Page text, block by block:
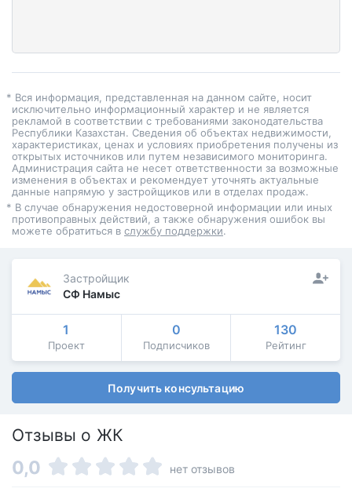
* Вся информация, представленная на данном сайте, носит
исключительно информационный характер и не является
рекламой в соответствии с требованиями законодательства
Республики Казахстан. Сведения об объектах недвижимости,
характеристиках, ценах и условиях приобретения получены из
открытых источников или путем независимого мониторинга.
Администрация сайта не несет ответственности за возможные
изменения в объектах и рекомендует уточнять актуальные
данные напрямую у застройщиков или в отделах продаж.
* В случае обнаружения недостоверной информации или иных
противоправных действий, а также обнаружения ошибок вы
можете обратиться в службу поддержки.
Застройщик
СФ Намыс
1
Проект
0
Подписчиков
130
Рейтинг
Получить консультацию
Отзывы о ЖК
0,0 нет отзывов